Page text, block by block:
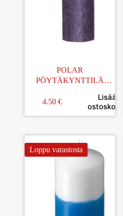
POLAR
PÖYTÄKYNTTILÄ
VIOLETTI 6,5x12CM
4.50 €
Lisää
ostoskoriin
Loppu varastosta